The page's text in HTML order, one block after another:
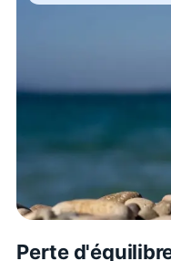
Perte